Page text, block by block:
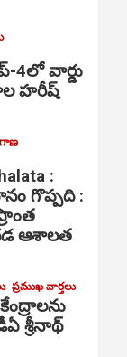
4లో వార్డు
హరీష్
:
గొప్పది :
ఆశాలత
ప్రముఖ వార్తలు
శ్రీనాథ్